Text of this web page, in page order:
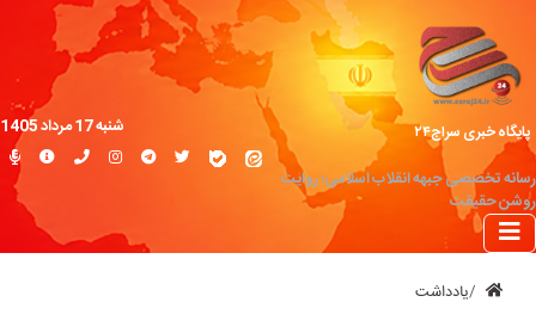
پایگاه خبری سراج۲۴
رسانه تخصصی جبهه انقلاب اسلامی؛ روایت
روشن حقیقت
شنبه 17 مرداد 1405
یادداشت